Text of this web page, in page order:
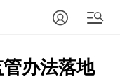
管办法落地